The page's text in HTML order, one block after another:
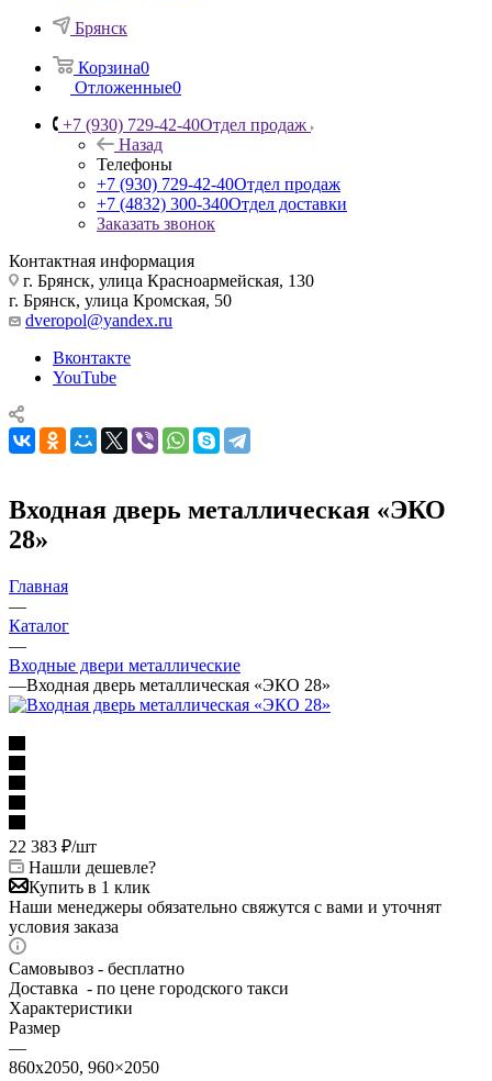
Брянск
Корзина0
Отложенные0
+7 (930) 729-42-40Отдел продаж
Назад
Телефоны
+7 (930) 729-42-40Отдел продаж
+7 (4832) 300-340Отдел доставки
Заказать звонок
Контактная информация
г. Брянск, улица Красноармейская, 130
г. Брянск, улица Кромская, 50
dveropol@yandex.ru
Вконтакте
YouTube
Входная дверь металлическая «ЭКО
28»
Главная
—
Каталог
—
Входные двери металлические
—Входная дверь металлическая «ЭКО 28»
22 383 ₽/шт
Нашли дешевле?
Купить в 1 клик
Наши менеджеры обязательно свяжутся с вами и уточнят
условия заказа
Самовывоз - бесплатно
Доставка - по цене городского такси
Характеристики
Размер
—
860х2050, 960×2050